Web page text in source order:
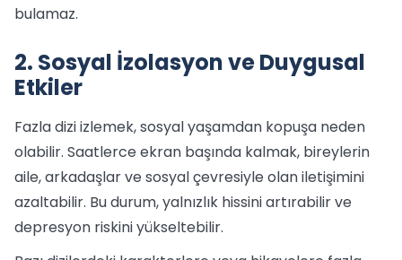
bulamaz.
2. Sosyal İzolasyon ve Duygusal
Etkiler
Fazla dizi izlemek, sosyal yaşamdan kopuşa neden
olabilir. Saatlerce ekran başında kalmak, bireylerin
aile, arkadaşlar ve sosyal çevresiyle olan iletişimini
azaltabilir. Bu durum, yalnızlık hissini artırabilir ve
depresyon riskini yükseltebilir.